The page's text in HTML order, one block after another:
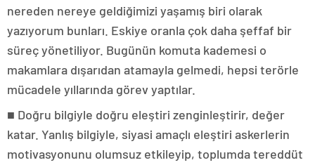
nereden nereye geldiğimizi yaşamış biri olarak
yazıyorum bunları. Eskiye oranla çok daha şeffaf bir
süreç yönetiliyor. Bugünün komuta kademesi o
makamlara dışarıdan atamayla gelmedi, hepsi terörle
mücadele yıllarında görev yaptılar.
■ Doğru bilgiyle doğru eleştiri zenginleştirir, değer
katar. Yanlış bilgiyle, siyasi amaçlı eleştiri askerlerin
motivasyonunu olumsuz etkileyip, toplumda tereddüt